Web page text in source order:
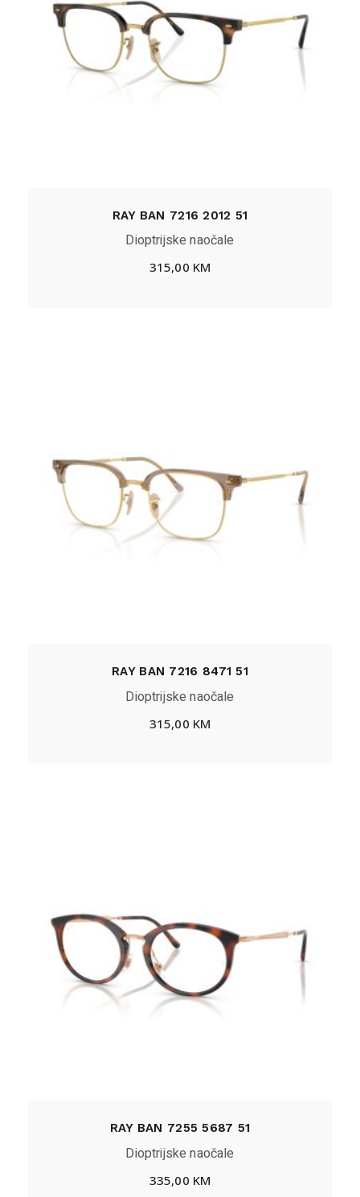
RAY BAN 7216 2012 51
Dioptrijske naočale
315,00 KM
RAY BAN 7216 8471 51
Dioptrijske naočale
315,00 KM
RAY BAN 7255 5687 51
Dioptrijske naočale
335,00 KM